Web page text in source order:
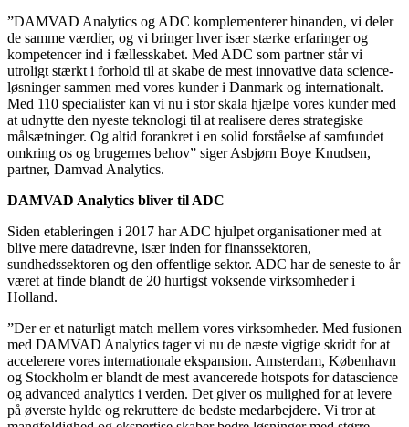
”DAMVAD Analytics og ADC komplementerer hinanden, vi deler
de samme værdier, og vi bringer hver især stærke erfaringer og
kompetencer ind i fællesskabet. Med ADC som partner står vi
utroligt stærkt i forhold til at skabe de mest innovative data science-
løsninger sammen med vores kunder i Danmark og internationalt.
Med 110 specialister kan vi nu i stor skala hjælpe vores kunder med
at udnytte den nyeste teknologi til at realisere deres strategiske
målsætninger. Og altid forankret i en solid forståelse af samfundet
omkring os og brugernes behov” siger Asbjørn Boye Knudsen,
partner, Damvad Analytics.
DAMVAD Analytics bliver til ADC
Siden etableringen i 2017 har ADC hjulpet organisationer med at
blive mere datadrevne, især inden for finanssektoren,
sundhedssektoren og den offentlige sektor. ADC har de seneste to år
været at finde blandt de 20 hurtigst voksende virksomheder i
Holland.
”Der er et naturligt match mellem vores virksomheder. Med fusionen
med DAMVAD Analytics tager vi nu de næste vigtige skridt for at
accelerere vores internationale ekspansion. Amsterdam, København
og Stockholm er blandt de mest avancerede hotspots for datascience
og advanced analytics i verden. Det giver os mulighed for at levere
på øverste hylde og rekruttere de bedste medarbejdere. Vi tror at